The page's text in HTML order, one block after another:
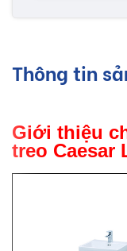
Thông tin
Giới thiệu
treo Caesar